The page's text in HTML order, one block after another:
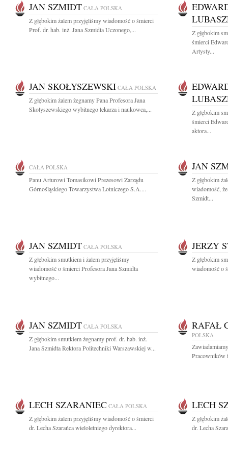
JAN SZMIDT CAŁA POLSKA
Z głębokim żalem przyjęliśmy wiadomość o śmierci
Prof. dr. hab. inż. Jana Szmidta Uczonego,...
Z głębokim
śmierci
Artysty...
JAN SKOŁYSZEWSKI CAŁA POLSKA
Z głębokim żalem żegnamy Pana Profesora Jana
Skołyszewskiego wybitnego lekarza i naukowca,...
Z głębokim
śmierci
aktora...
CAŁA POLSKA
Panu Arturowi Tomasikowi Prezesowi Zarządu
Górnośląskiego Towarzystwa Lotniczego S.A....
JAN
Z głębokim
wiadomość,
Szmidt...
JAN SZMIDT CAŁA POLSKA
Z głębokim smutkiem i żalem przyjęliśmy
wiadomość o śmierci Profesora Jana Szmidta
wybitnego...
JERZY
Z głębokim
wiadomość o
JAN SZMIDT CAŁA POLSKA
Z głębokim smutkiem żegnamy prof. dr. hab. inż.
Jana Szmidta Rektora Politechniki Warszawskiej w...
RAFAŁ
POLSKA
Pracowników
LECH SZARANIEC CAŁA POLSKA
Z głębokim żalem przyjęliśmy wiadomość o śmierci
dr. Lecha Szarańca wieloletniego dyrektora...
LECH
Z głębokim
dr. Lecha